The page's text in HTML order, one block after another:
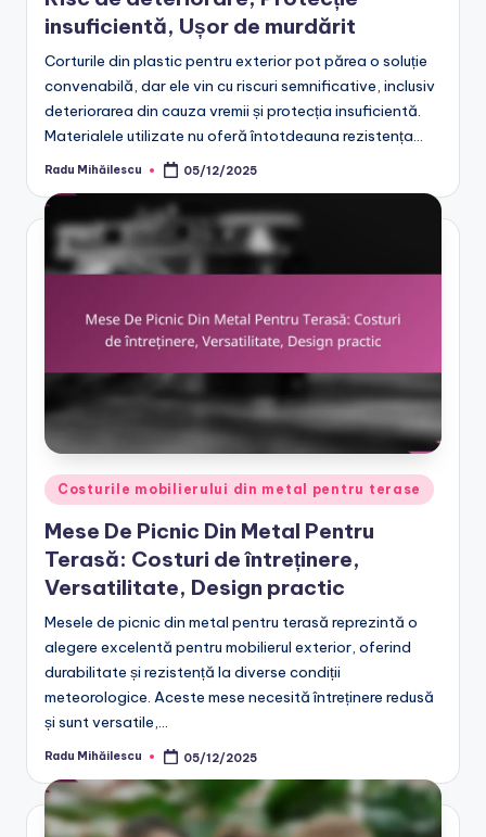
insuficientă, Ușor de murdărit
Corturile din plastic pentru exterior pot părea o soluție
convenabilă, dar ele vin cu riscuri semnificative, inclusiv
deteriorarea din cauza vremii și protecția insuficientă.
Materialele utilizate nu oferă întotdeauna rezistența…
Posted
Radu Mihăilescu 05/12/2025
Posted
Costurile mobilierului din metal pentru terase
Mese De Picnic Din Metal Pentru
Terasă: Costuri de întreținere,
Versatilitate, Design practic
Mesele de picnic din metal pentru terasă reprezintă o
alegere excelentă pentru mobilierul exterior, oferind
durabilitate și rezistență la diverse condiții
meteorologice. Aceste mese necesită întreținere redusă
și sunt versatile,…
Posted
Radu Mihăilescu 05/12/2025